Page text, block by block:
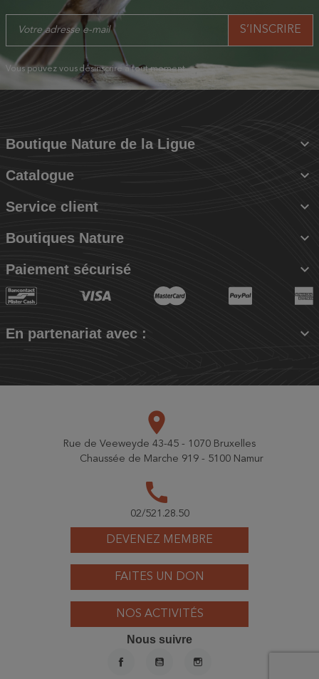
Vous pouvez vous désinscrire à tout moment.
Boutique Nature de la Ligue 
Catalogue 
Service client 
Boutiques Nature 
Paiement sécurisé 
En partenariat avec : 
DEVENEZ MEMBRE
FAITES UN DON
NOS ACTIVITÉS
place
Rue de Veeweyde 43-45 - 1070 Bruxelles
Chaussée de Marche 919 - 5100 Namur
call
02/521.28.50
Nous suivre